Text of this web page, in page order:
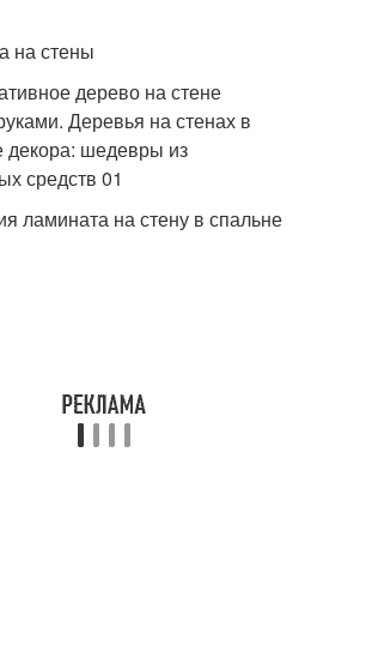
на стены
ламината на стену в спальне